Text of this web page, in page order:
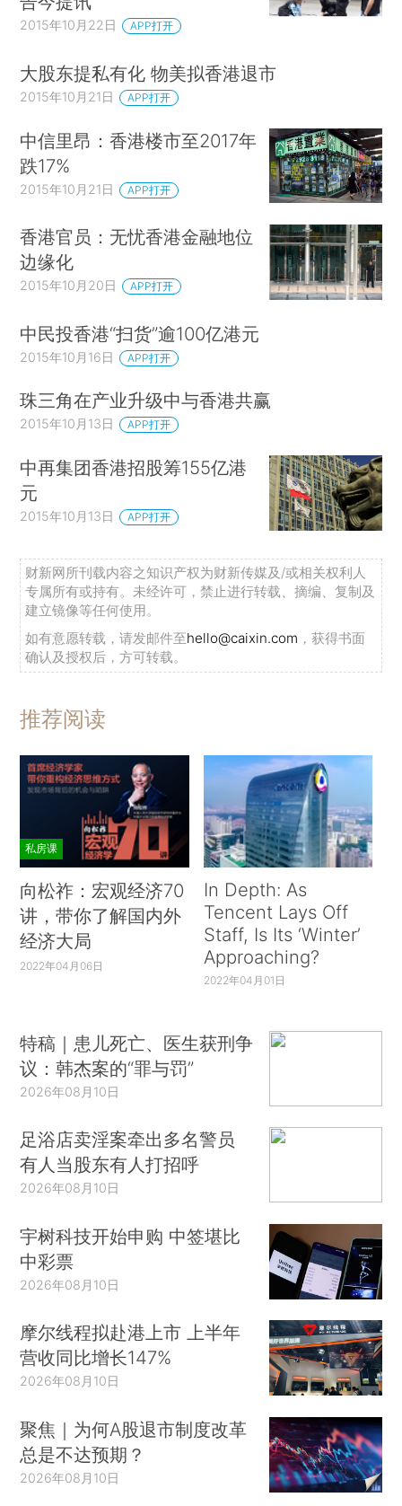
2015年10月22日 APP打开
大股东提私有化 物美拟香港退市
2015年10月21日 APP打开
中信里昂：香港楼市至2017年
跌17%
2015年10月21日 APP打开
香港官员：无忧香港金融地位
边缘化
2015年10月20日 APP打开
中民投香港“扫货”逾100亿港元
2015年10月16日 APP打开
珠三角在产业升级中与香港共赢
2015年10月13日 APP打开
中再集团香港招股筹155亿港
元
2015年10月13日 APP打开
财新网所刊载内容之知识产权为财新传媒及/或相关权利人
专属所有或持有。未经许可，禁止进行转载、摘编、复制及
建立镜像等任何使用。
如有意愿转载，请发邮件至hello@caixin.com ，获得书面
确认及授权后，方可转载。
推荐阅读
私房课
向松祚：宏观经济70
讲，带你了解国内外
经济大局
2022年04月06日
In Depth: As
Tencent Lays Off
Staff, Is Its ‘Winter’
Approaching?
2022年04月01日
特稿｜患儿死亡、医生获刑争
议：韩杰案的“罪与罚”
2026年08月10日
足浴店卖淫案牵出多名警员
有人当股东有人打招呼
2026年08月10日
宇树科技开始申购 中签堪比
中彩票
2026年08月10日
摩尔线程拟赴港上市 上半年
营收同比增长147%
2026年08月10日
聚焦｜为何A股退市制度改革
总是不达预期？
2026年08月10日